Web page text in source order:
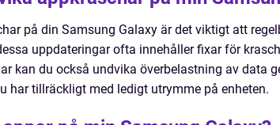
på din Samsung Galaxy är det viktigt att
uppdateringar ofta innehåller fixar för
kan du också undvika överbelastning av data
har tillräckligt med ledigt utrymme på enheten.